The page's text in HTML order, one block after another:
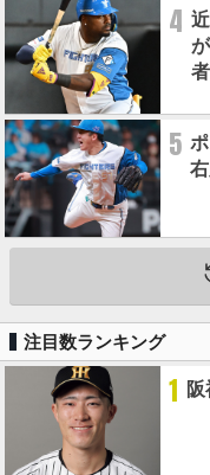
4
5
注目数ランキング
1